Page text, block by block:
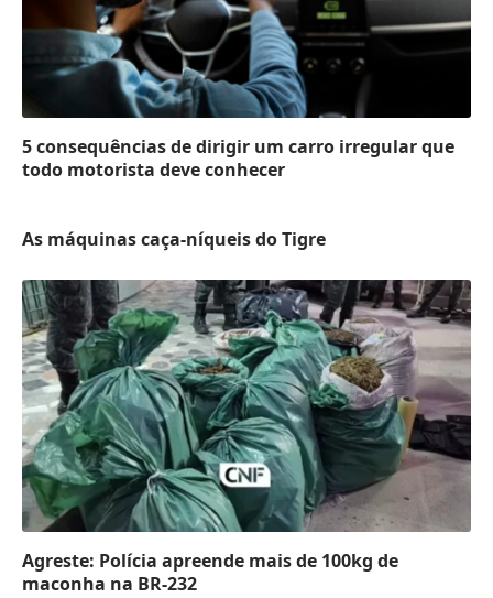
5 consequências de dirigir um carro irregular que
todo motorista deve conhecer
As máquinas caça-níqueis do Tigre
Agreste: Polícia apreende mais de 100kg de
maconha na BR-232